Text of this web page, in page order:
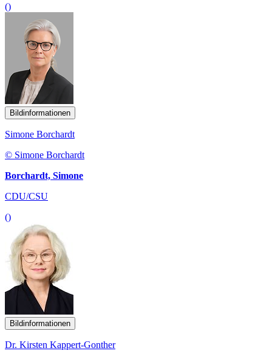
()
Bildinformationen
Simone Borchardt
© Simone Borchardt
Borchardt, Simone
CDU/CSU
()
Bildinformationen
Dr. Kirsten Kappert-Gonther